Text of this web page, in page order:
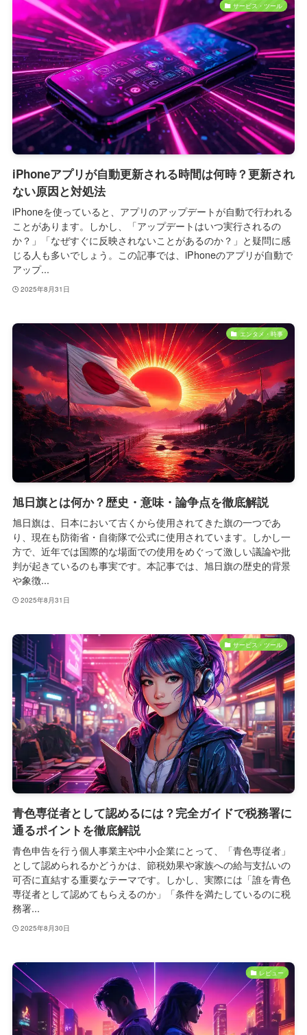
サービス・ツール
iPhoneアプリが自動更新される時間は何時？更新され
ない原因と対処法
iPhoneを使っていると、アプリのアップデートが自動で行われる
ことがあります。しかし、「アップデートはいつ実行されるの
か？」「なぜすぐに反映されないことがあるのか？」と疑問に感
じる人も多いでしょう。この記事では、iPhoneのアプリが自動で
アップ...
2025年8月31日
エンタメ・時事
旭日旗とは何か？歴史・意味・論争点を徹底解説
旭日旗は、日本において古くから使用されてきた旗の一つであ
り、現在も防衛省・自衛隊で公式に使用されています。しかし一
方で、近年では国際的な場面での使用をめぐって激しい議論や批
判が起きているのも事実です。本記事では、旭日旗の歴史的背景
や象徴...
2025年8月31日
サービス・ツール
青色専従者として認めるには？完全ガイドで税務署に
通るポイントを徹底解説
青色申告を行う個人事業主や中小企業にとって、「青色専従者」
として認められるかどうかは、節税効果や家族への給与支払いの
可否に直結する重要なテーマです。しかし、実際には「誰を青色
専従者として認めてもらえるのか」「条件を満たしているのに税
務署...
2025年8月30日
レビュー